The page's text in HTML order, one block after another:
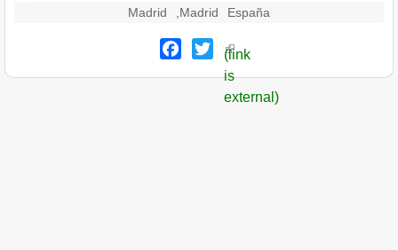
Madrid Madrid España
Facebook
Twitter
(link
is
external)